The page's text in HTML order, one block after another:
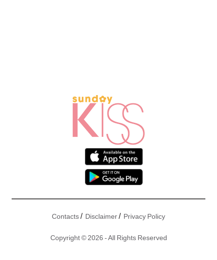
Contacts/ Disclaimer/ Privacy Policy
Copyright © 2026 - All Rights Reserved